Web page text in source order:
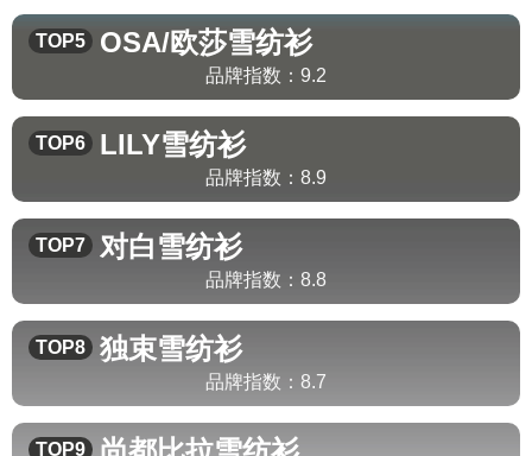
TOP5 OSA/欧莎雪纺衫
品牌指数： 9.2
TOP6 LILY雪纺衫
品牌指数： 8.9
TOP7 对白雪纺衫
品牌指数： 8.8
TOP8 独束雪纺衫
品牌指数： 8.7
TOP9